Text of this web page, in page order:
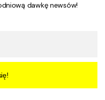
dawkę newsów!